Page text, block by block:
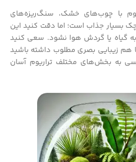
با چوب‌های خشک، سنگ‌ریزه‌های
بسیار جذاب است؛ اما دقت کنید این
به گیاه یا گردش هوا نشود. سعی کنید
هم زیبایی بصری مطلوب داشته باشید
به بخش‌های مختلف تراریوم آسان